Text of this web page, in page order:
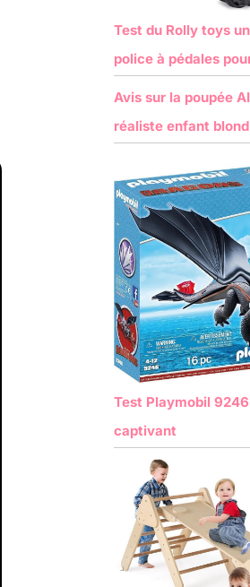
Test du Rolly toys
police à pédales
Avis sur la poupée
réaliste enfant blond
Test Playmobil
captivant